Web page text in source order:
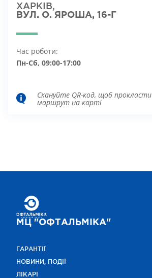
ХАРКІВ,
ВУЛ. О. ЯРОША, 16-Г
Час роботи:
Пн-Сб, 09:00-17:00
Скануйте QR-код, щоб прокласти
маршрут на карті
МЦ "ОФТАЛЬМІКА"
ГАРАНТІЇ
НОВИНИ, ПОДІЇ
ЛІКАРІ